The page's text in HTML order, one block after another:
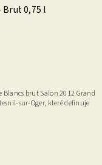
Brut 0,75 l
brut Salon 2012 Grand
sur-Oger, které definuje